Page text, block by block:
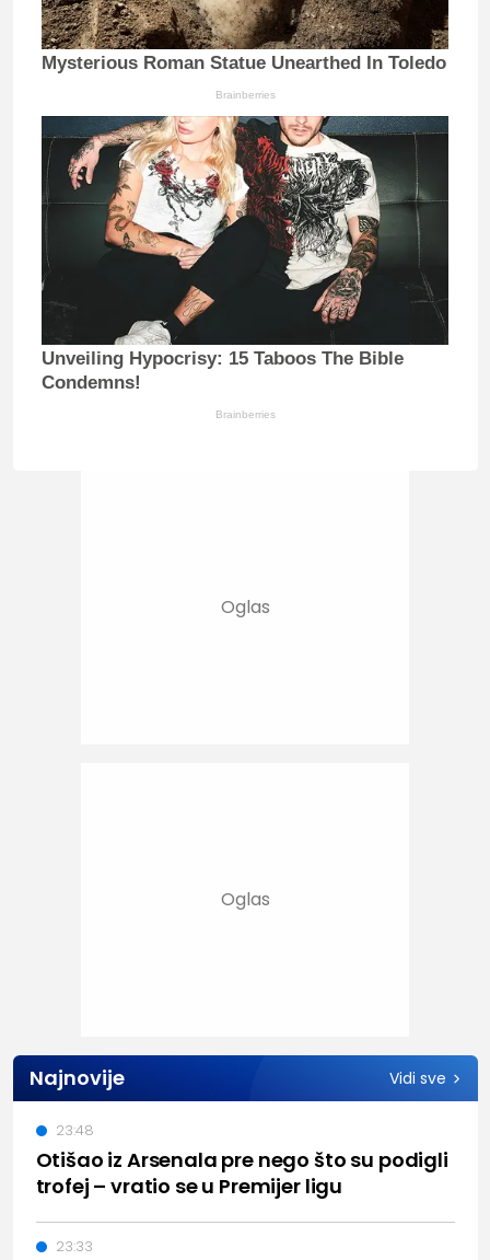
Mysterious Roman Statue Unearthed In Toledo
Brainberries
Unveiling Hypocrisy: 15 Taboos The Bible
Condemns!
Brainberries
Najnovije Vidi sve
Otišao iz Arsenala pre nego što su podigli
trofej – vratio se u Premijer ligu
23:48
23:33